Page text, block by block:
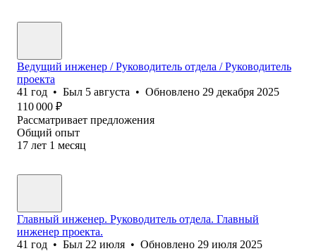
Ведущий инженер / Руководитель отдела / Руководитель
проекта
41 год • Был 5 августа • Обновлено 29 декабря 2025
110 000 ₽
Рассматривает предложения
Общий опыт
17 лет 1 месяц
Главный инженер. Руководитель отдела. Главный
инженер проекта.
41 год • Был 22 июля • Обновлено 29 июля 2025